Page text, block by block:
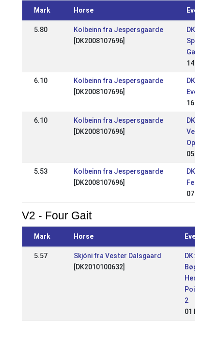
Mark Horse Event
5.80
Kolbeinn fra Jespersgaarde
[DK2008107696]
DK: DM
Sport og
14 Jul
6.10
Kolbeinn fra Jespersgaarde
[DK2008107696]
DK: Aros
Event
16 Jun
6.10
Kolbeinn fra Jespersgaarde
[DK2008107696]
DK:
Open
05 May
5.53
Kolbeinn fra Jespersgaarde
[DK2008107696]
DK:
Festival
07 Apr
V2 - Four Gait
Mark Horse Event
5.57
Skjóni fra Vester Dalsgaard
[DK2010100632]
DK:
Bøgelund
Heste
2
01 May